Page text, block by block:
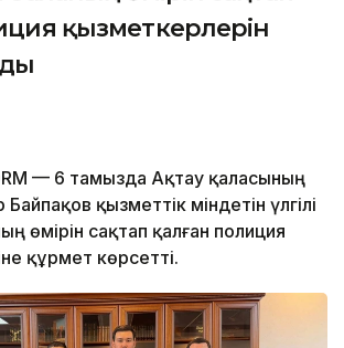
қызметкерлерін
— 6 тамызда Ақтау қаласының
Байпақов қызметтік міндетін үлгілі
өмірін сақтап қалған полиция
құрмет көрсетті.